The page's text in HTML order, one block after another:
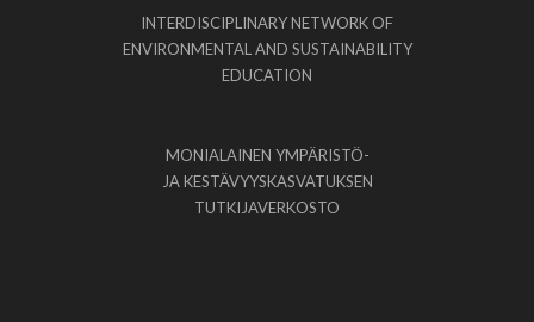
INTERDISCIPLINARY NETWORK OF
ENVIRONMENTAL AND SUSTAINABILITY
EDUCATION
MONIALAINEN YMPÄRISTÖ-
JA KESTÄVYYSKASVATUKSEN
TUTKIJAVERKOSTO